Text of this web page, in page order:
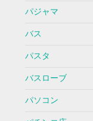
パジャマ
バス
パスタ
バスローブ
パソコン